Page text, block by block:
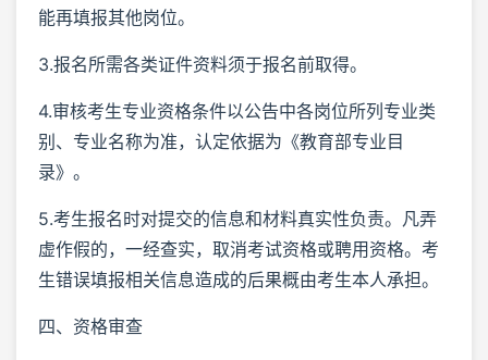
能再填报其他岗位。
3.报名所需各类证件资料须于报名前取得。
4.审核考生专业资格条件以公告中各岗位所列专业类
别、专业名称为准，认定依据为《教育部专业目
录》。
5.考生报名时对提交的信息和材料真实性负责。凡弄
虚作假的，一经查实，取消考试资格或聘用资格。考
生错误填报相关信息造成的后果概由考生本人承担。
四、资格审查